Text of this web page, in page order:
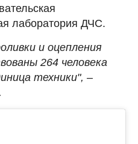
лаборатория ДЧС.
и оцепления
264 человека
техники", –